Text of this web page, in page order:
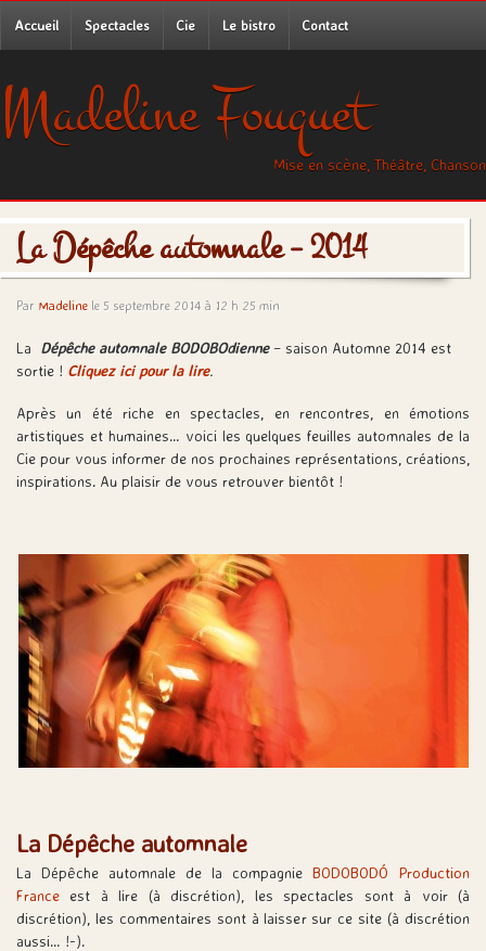
Accueil Spectacles Cie Le bistro Contact
Madeline Fouquet
Mise en scène, Théâtre, Chanson
La Dépêche automnale – 2014
Par Madeline le 5 septembre 2014 à 12 h 25 min
La Dépêche automnale BODOBOdienne– saison Automne 2014 est
sortie ! Cliquez ici pour la lire.
Après un été riche en spectacles, en rencontres, en émotions
artistiques et humaines… voici les quelques feuilles automnales de la
Cie pour vous informer de nos prochaines représentations, créations,
inspirations. Au plaisir de vous retrouver bientôt !
La Dépêche automnale
La Dépêche automnale de la compagnie BODOBODÓ Production
France est à lire (à discrétion), les spectacles sont à voir (à
discrétion), les commentaires sont à laisser sur ce site (à discrétion
aussi… !-).